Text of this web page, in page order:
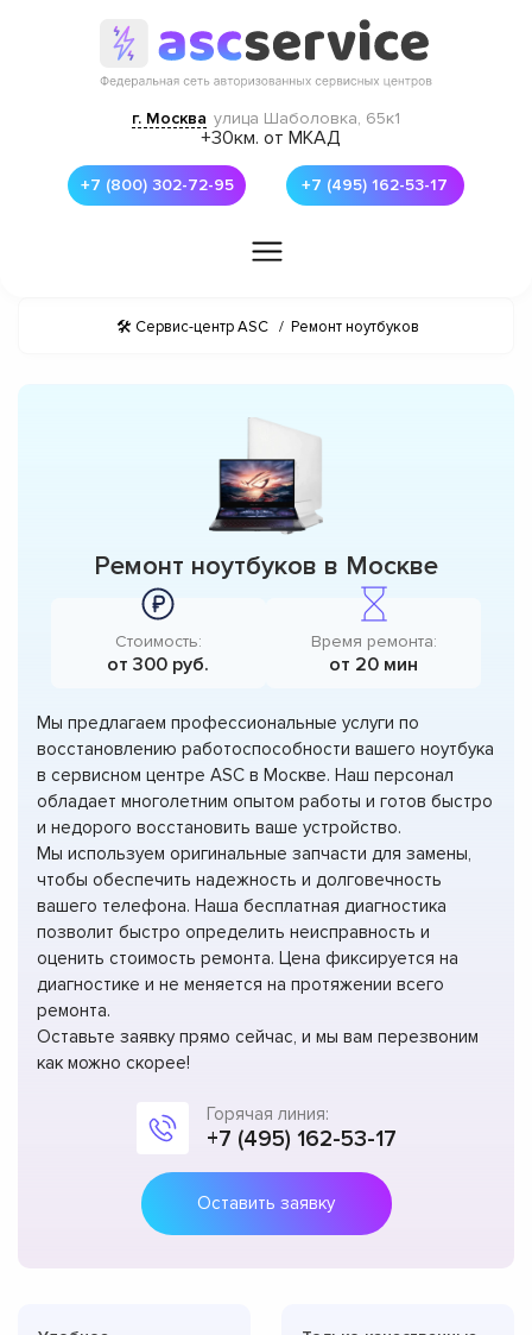
г. Москва улица Шаболовка, 65к1
+30км. от МКАД
+7 (800) 302-72-95 +7 (495) 162-53-17
🛠 Сервис-центр ASC / Ремонт ноутбуков
Ремонт ноутбуков в Москве
Стоимость:
от 300 руб.
Время ремонта:
от 20 мин
Мы предлагаем профессиональные услуги по
восстановлению работоспособности вашего ноутбука
в сервисном центре ASC в Москве. Наш персонал
обладает многолетним опытом работы и готов быстро
и недорого восстановить ваше устройство.
Мы используем оригинальные запчасти для замены,
чтобы обеспечить надежность и долговечность
вашего телефона. Наша бесплатная диагностика
позволит быстро определить неисправность и
оценить стоимость ремонта. Цена фиксируется на
диагностике и не меняется на протяжении всего
ремонта.
Оставьте заявку прямо сейчас, и мы вам перезвоним
как можно скорее!
Горячая линия:
+7 (495) 162-53-17
Оставить заявку